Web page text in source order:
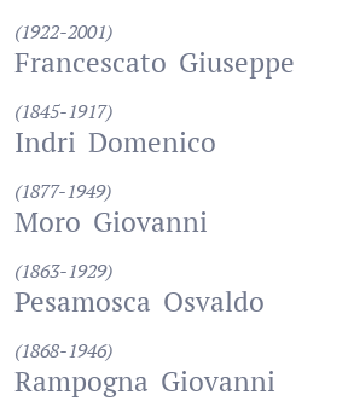
(1922-2001)
Francescato Giuseppe
(1845-1917)
Indri Domenico
(1877-1949)
Moro Giovanni
(1863-1929)
Pesamosca Osvaldo
(1868-1946)
Rampogna Giovanni